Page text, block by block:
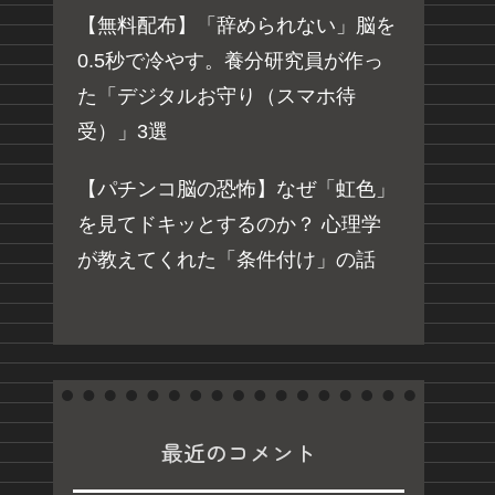
【無料配布】「辞められない」脳を
0.5秒で冷やす。養分研究員が作っ
た「デジタルお守り（スマホ待
受）」3選
【パチンコ脳の恐怖】なぜ「虹色」
を見てドキッとするのか？ 心理学
が教えてくれた「条件付け」の話
最近のコメント